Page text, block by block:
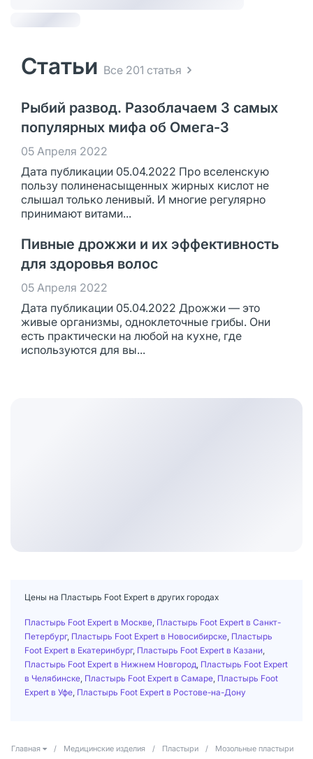
Статьи Все 201 статья
Рыбий развод. Разоблачаем 3 самых
популярных мифа об Омега-3
05 Апреля 2022
Дата публикации 05.04.2022 Про вселенскую
пользу полиненасыщенных жирных кислот не
слышал только ленивый. И многие регулярно
принимают витами...
Пивные дрожжи и их эффективность
для здоровья волос
05 Апреля 2022
Дата публикации 05.04.2022 Дрожжи — это
живые организмы, одноклеточные грибы. Они
есть практически на любой на кухне, где
используются для вы...
Цены на Пластырь Foot Expert в других городах
Пластырь Foot Expert в Москве Пластырь Foot Expert в Санкт-
Петербург, Пластырь Foot Expert в Новосибирске Пластырь
Foot Expert в Екатеринбург, Пластырь Foot Expert в Казани
Пластырь Foot Expert в Нижнем Новгород Пластырь Foot Expert
в Челябинске Пластырь Foot Expert в Самаре Пластырь Foot
Expert в Уфе Пластырь Foot Expert в Ростове-на-Дону
Главная / Медицинские изделия / Пластыри /
Мозольные пластыри